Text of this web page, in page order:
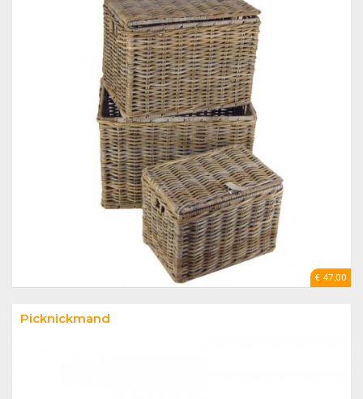
€ 47,00
Picknickmand